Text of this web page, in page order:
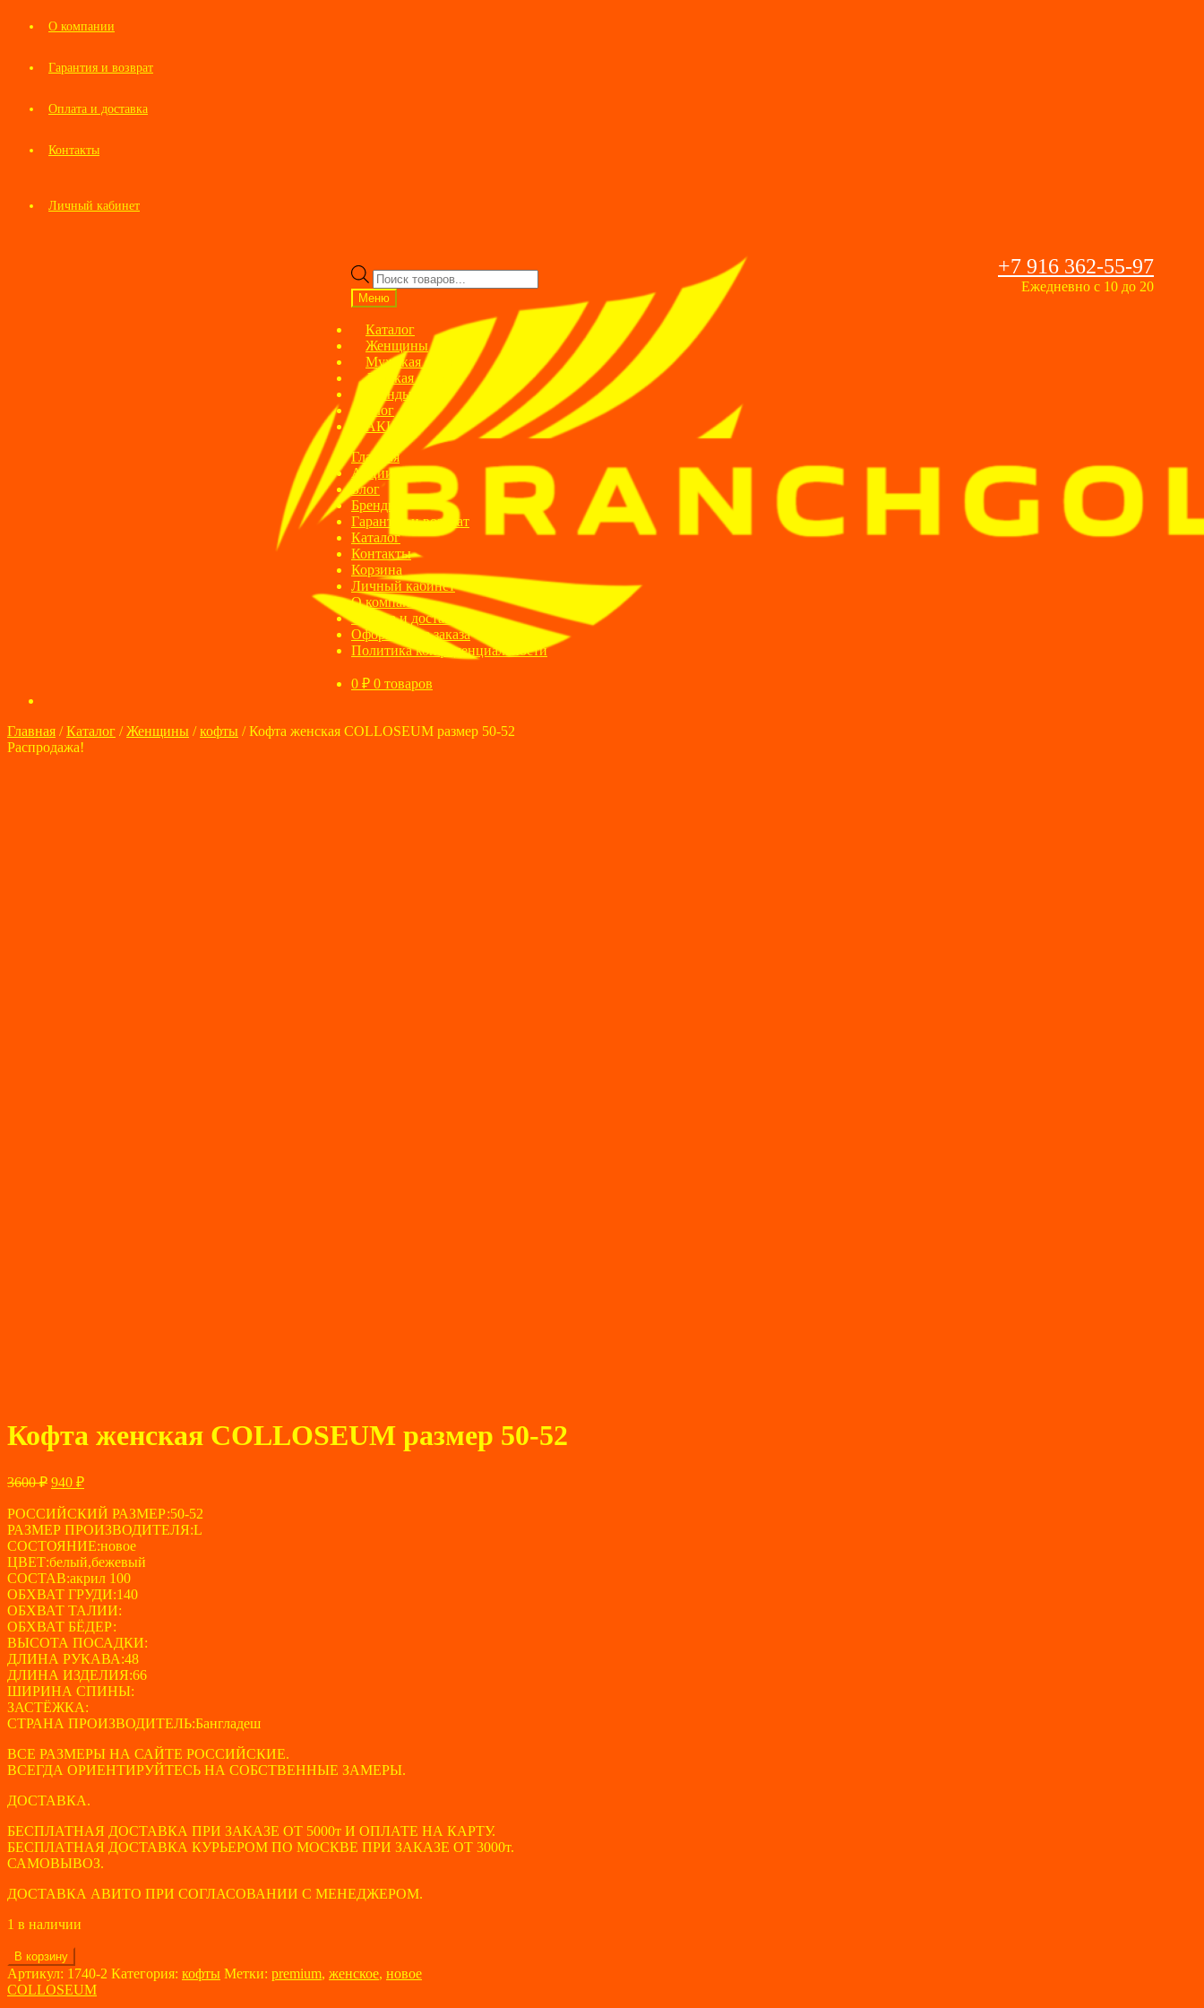
О компании
Гарантия и возврат
Оплата и доставка
Контакты
Личный кабинет
Поиск
товаров
+7 916 362-55-97
Ежедневно с 10 до 20
Меню
Каталог
Женщины
Мужская одежда
Детская одежда
Бренды
Блог
АКЦИИ
Главная
Акции
Блог
Бренды
Гарантия и возврат
Каталог
Контакты
Корзина
Личный кабинет
О компании
Оплата и доставка
Оформление заказа
Политика конфиденциальности
0 ₽ 0 товаров
Главная /Каталог /Женщины /кофты /Кофта женская COLLOSEUM размер 50-52
Распродажа!
Кофта женская COLLOSEUM размер 50-52
3600₽ Первоначальная
составляла
3600 ₽.
940 ₽Текущая
940 ₽.
РОССИЙСКИЙ РАЗМЕР:50-52
РАЗМЕР ПРОИЗВОДИТЕЛЯ:L
СОСТОЯНИЕ:новое
ЦВЕТ:белый,бежевый
СОСТАВ:акрил 100
ОБХВАТ ГРУДИ:140
ОБХВАТ ТАЛИИ:
ОБХВАТ БЁДЕР:
ВЫСОТА ПОСАДКИ:
ДЛИНА РУКАВА:48
ДЛИНА ИЗДЕЛИЯ:66
ШИРИНА СПИНЫ:
ЗАСТЁЖКА:
СТРАНА ПРОИЗВОДИТЕЛЬ:Бангладеш
ВСЕ РАЗМЕРЫ НА САЙТЕ РОССИЙСКИЕ.
ВСЕГДА ОРИЕНТИРУЙТЕСЬ НА СОБСТВЕННЫЕ ЗАМЕРЫ.
ДОСТАВКА.
БЕСПЛАТНАЯ ДОСТАВКА ПРИ ЗАКАЗЕ ОТ 5000т И ОПЛАТЕ НА КАРТУ.
БЕСПЛАТНАЯ ДОСТАВКА КУРЬЕРОМ ПО МОСКВЕ ПРИ ЗАКАЗЕ ОТ 3000т.
САМОВЫВОЗ.
ДОСТАВКА АВИТО ПРИ СОГЛАСОВАНИИ С МЕНЕДЖЕРОМ.
1 в наличии
Количество
товара
Кофта
В корзину
Артикул: 1740-2 Категория: кофты Метки: premium, женское, новое
COLLOSEUM